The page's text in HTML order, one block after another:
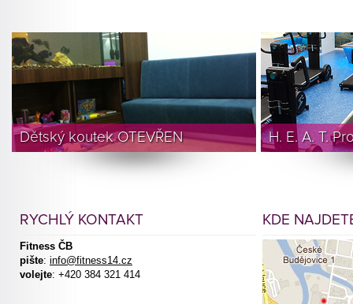
Dětský koutek OTEVŘEN H. E. A. T.
RYCHLÝ KONTAKT
Fitness ČB
pište: info@fitness14.cz
volejte: +420 384 321 414
KDE